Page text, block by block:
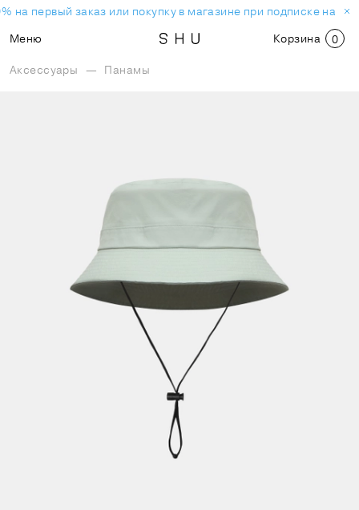
на первый заказ или покупку в магазине при подписке на
Меню
Корзина 0
Аксессуары — Панамы